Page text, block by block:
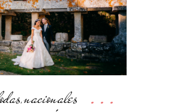
,nacionales